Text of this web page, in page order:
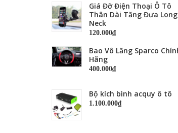
Giá Đỡ Điện Thoại Ô Tô
Thân Dài Tăng Đưa Long
Neck
120.000₫
Bao Vô Lăng Sparco
Hãng
400.000₫
Bộ kích bình acquy ô tô
1.100.000₫